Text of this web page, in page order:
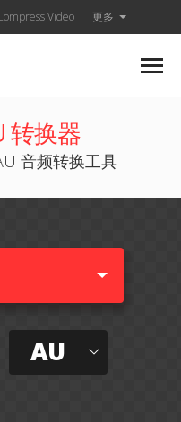
Video 更多
转换器
音频转换工具
AU